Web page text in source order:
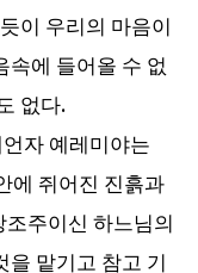
이 우리의 마음이
속에 들어올 수 없
없다.
자 예레미야는
에 쥐어진 진흙과
주이신 하느님의
을 맡기고 참고 기